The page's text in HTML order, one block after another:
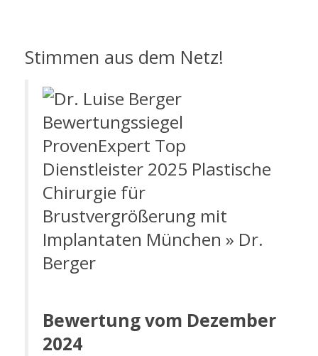
Stimmen aus dem Netz!
Bewertung vom Dezember
2024